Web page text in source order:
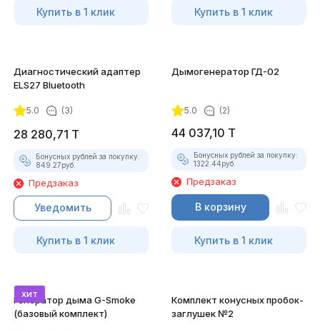
Купить в 1 клик Купить в 1 клик
Диагностический адаптер
ELS27 Bluetooth
5.0 (3)
28 280,71 T
Бонусных рублей за покупку:
849.27руб.
Предзаказ
Уведомить
Купить в 1 клик
Дымогенератор ГД-02
5.0 (2)
44 037,10 T
Бонусных рублей за покупку:
1322.44руб.
Предзаказ
В корзину
Купить в 1 клик
хит
Генератор дыма G-Smoke
(базовый комплект)
Комплект конусных пробок-
заглушек №2